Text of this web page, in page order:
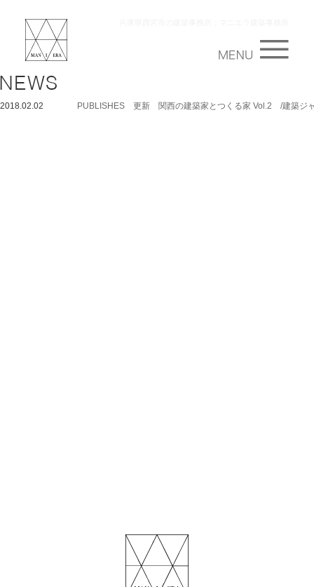
2018.02.02 PUBLISHES 更新 関西の建築家とつくる家 Vol.2 /建築ジ